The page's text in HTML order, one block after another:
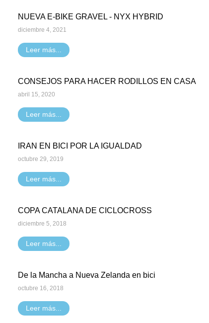
NUEVA E-BIKE GRAVEL - NYX HYBRID
diciembre 4, 2021
Leer más...
CONSEJOS PARA HACER RODILLOS EN CASA
abril 15, 2020
Leer más...
IRAN EN BICI POR LA IGUALDAD
octubre 29, 2019
Leer más...
COPA CATALANA DE CICLOCROSS
diciembre 5, 2018
Leer más...
De la Mancha a Nueva Zelanda en bici
octubre 16, 2018
Leer más...